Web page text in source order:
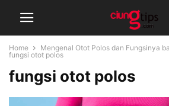
Home
Mengenal Otot Polos dan Fungsinya
fungsi otot polos
fungsi otot polos